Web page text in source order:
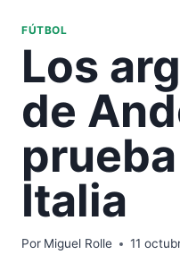
FÚTBOL
Los
de
Italia
Por Miguel Rolle 11